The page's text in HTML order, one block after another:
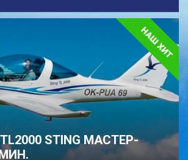
STING МАСТЕР-